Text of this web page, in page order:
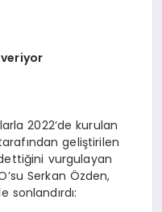
2022’de kurulan
geliştirilen
vurgulayan
Serkan Özden,